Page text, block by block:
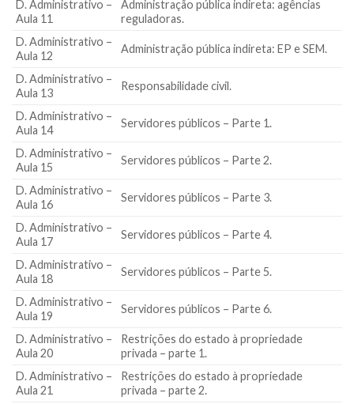
D. Administrativo –
Aula 11
Administração pública indireta: agências
reguladoras.
D. Administrativo –
Aula 12
Administração pública indireta: EP e SEM.
D. Administrativo –
Aula 13
Responsabilidade civil.
D. Administrativo –
Aula 14
Servidores públicos – Parte 1.
D. Administrativo –
Aula 15
Servidores públicos – Parte 2.
D. Administrativo –
Aula 16
Servidores públicos – Parte 3.
D. Administrativo –
Aula 17
Servidores públicos – Parte 4.
D. Administrativo –
Aula 18
Servidores públicos – Parte 5.
D. Administrativo –
Aula 19
Servidores públicos – Parte 6.
D. Administrativo –
Aula 20
Restrições do estado à propriedade
privada – parte 1.
D. Administrativo –
Aula 21
Restrições do estado à propriedade
privada – parte 2.